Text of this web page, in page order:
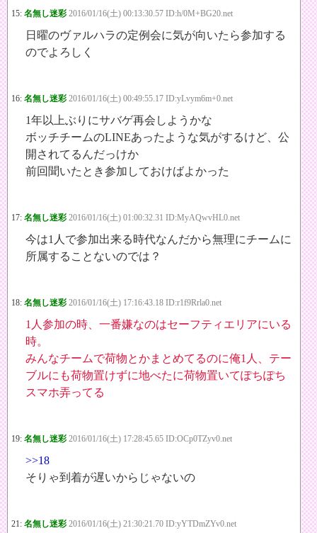
15: 名無し迷彩 2016/01/16(土) 00:13:30.57 ID:h/0M+BG20.net
日曜のヴァルハラの定例会に気が向いたら参加する
のでよろしく
16: 名無し迷彩 2016/01/16(土) 00:49:55.17 ID:yLvym6m+0.net
1年以上ぶりにサバゲ再会しようかな
ボッチチームのLINEあったような気がするけど、公
開されてるんだっけか
前回聞いたとき参加しておけばよかった
17: 名無し迷彩 2016/01/16(土) 01:00:32.31 ID:MyAQwvHL0.net
今は1人で参加出来る時代なんだから無理にチームに
所属することないのでは？
18: 名無し迷彩 2016/01/16(土) 17:16:43.18 ID:r1f9Rrla0.net
1人参加の時、一番嫌なのはセーフティエリアにいる
時。
みんなチームで荷物とかまとめてるのに俺1人、テー
ブルにも荷物置けずに地べたに荷物置いてぽちぽち
スマホ弄ってる
19: 名無し迷彩 2016/01/16(土) 17:28:45.65 ID:OCp0TZyv0.net
>>18
そりゃ到着が遅いからじゃないの
21: 名無し迷彩 2016/01/16(土) 21:30:21.70 ID:yYTDmZYv0.net